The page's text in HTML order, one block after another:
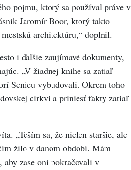
pojmu, ktorý sa používal práve v
Jaromír Boor, ktorý takto
architektúru,“ doplnil.
i ďalšie zaujímavé dokumenty,
„V žiadnej knihe sa zatiaľ
Senicu vybudovali. Okrem toho
cirkvi a priniesť fakty zatiaľ
„Teším sa, že nielen staršie, ale
žilo v danom období. Mám
zase oni pokračovali v